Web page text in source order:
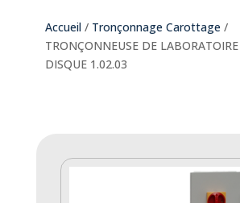
Accueil / Tronçonnage Carottage /
TRONÇONNEUSE DE
DISQUE 1.02.03